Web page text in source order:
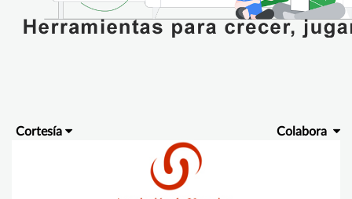
Cortesía Colabora